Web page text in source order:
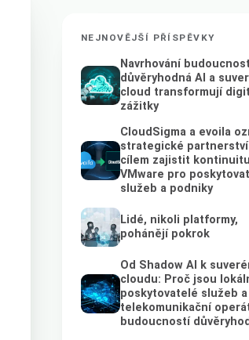
NEJNOVĚJŠÍ PŘÍSPĚVKY
Navrhování
důvěryhodná AI a
cloud transformují
zážitky
CloudSigma a evoila
strategické partnerství
cílem zajistit kontinuitu
VMware pro
služeb a podniky
Lidé, nikoli platformy,
pohánějí pokrok
Od Shadow AI k
cloudu: Proč jsou
poskytovatelé služeb a
telekomunikační
budoucností